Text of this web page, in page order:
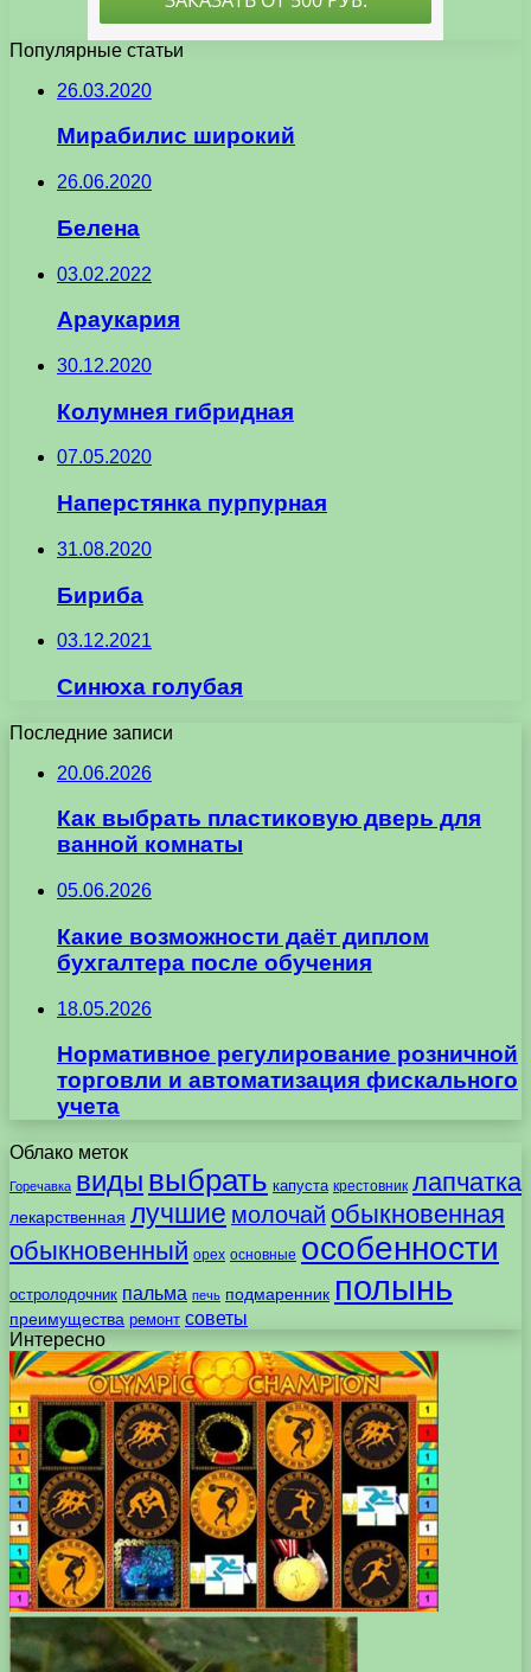
Популярные статьи
26.03.2020
Мирабилис широкий
26.06.2020
Белена
03.02.2022
Араукария
30.12.2020
Колумнея гибридная
07.05.2020
Наперстянка пурпурная
31.08.2020
Бириба
03.12.2021
Синюха голубая
Последние записи
20.06.2026
Как выбрать пластиковую дверь для
ванной комнаты
05.06.2026
Какие возможности даёт диплом
бухгалтера после обучения
18.05.2026
Нормативное регулирование розничной
торговли и автоматизация фискального
учета
Облако меток
Горечавка виды выбрать капуста крестовник лапчатка
лекарственная лучшие молочай обыкновенная
обыкновенный орех основные особенности
остролодочник пальма печь подмаренник полынь
преимущества ремонт советы
Интересно